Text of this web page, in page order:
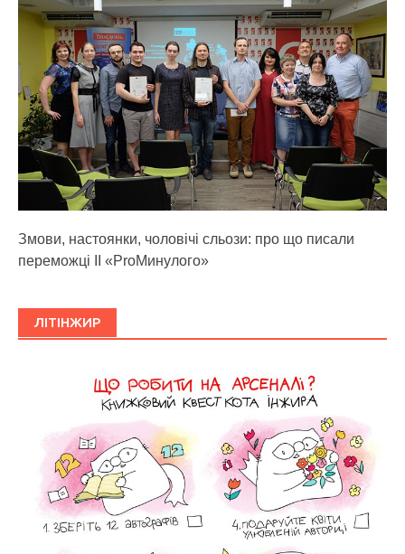
Змови, настоянки, чоловічі сльози: про що писали
переможці ІІ «ProМинулого»
ЛІТІНЖИР